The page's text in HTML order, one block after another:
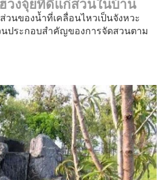
วงจุ้ยที่ดีแก่สวนในบ้าน
วนของน้ำที่เคลื่อนไหวเป็นจังหวะ
ประกอบสำคัญของการจัดสวนตาม